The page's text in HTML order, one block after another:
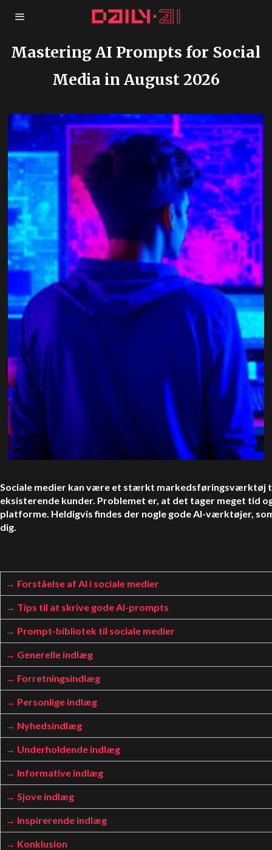
Mastering AI Prompts for Social
Media in August 2026
Sociale medier kan være et stærkt markedsføringsværktøj
eksisterende kunder. Problemet er, at det tager meget tid
platforme. Heldigvis findes der nogle gode AI-værktøjer,
dig.
Forståelse af AI i sociale medier
Tips til at skrive gode AI-prompts
Prompt-bibliotek til sociale medier
Generelle indlæg
Forretningsindlæg
Personlige indlæg
Nyhedsindlæg
Underholdende indlæg
Informative indlæg
Sjove indlæg
Inspirerende indlæg
Konklusion